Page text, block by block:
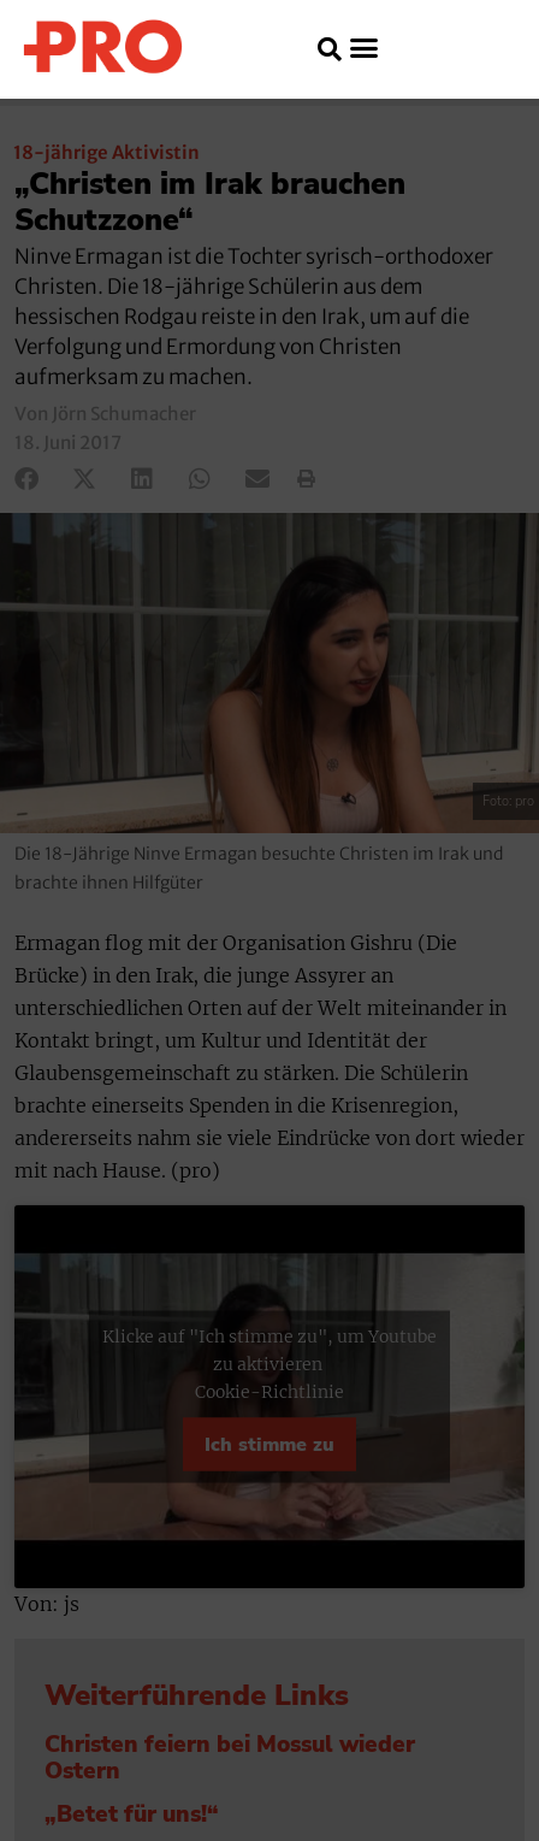
18-jährige Aktivistin
„Christen im Irak brauchen
Schutzzone“
Ninve Ermagan ist die Tochter syrisch-orthodoxer
Christen. Die 18-jährige Schülerin aus dem
hessischen Rodgau reiste in den Irak, um auf die
Verfolgung und Ermordung von Christen
aufmerksam zu machen.
Von Jörn Schumacher
18. Juni 2017
Foto: pro
Die 18-Jährige Ninve Ermagan besuchte Christen im Irak und
brachte ihnen Hilfgüter
Ermagan flog mit der Organisation Gishru (Die
Brücke) in den Irak, die junge Assyrer an
unterschiedlichen Orten auf der Welt miteinander in
Kontakt bringt, um Kultur und Identität der
Glaubensgemeinschaft zu stärken. Die Schülerin
brachte einerseits Spenden in die Krisenregion,
andererseits nahm sie viele Eindrücke von dort wieder
mit nach Hause. (pro)
Klicke auf "Ich stimme zu", um Youtube
zu aktivieren
Cookie-Richtlinie
Ich stimme zu
Von: js
Weiterführende Links
Christen feiern bei Mossul wieder
Ostern
„Betet für uns!“